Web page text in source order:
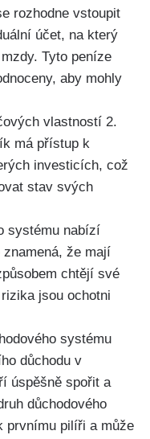
rozhodne vstoupit
účet, na který
Tyto peníze
aby mohly
vlastností 2.
má přístup k
investicích, což
stav svých
systému nabízí
že mají
chtějí své
jsou ochotni
systému
důchodu v
úspěšně spořit a
důchodového
prvnímu pilíři a může